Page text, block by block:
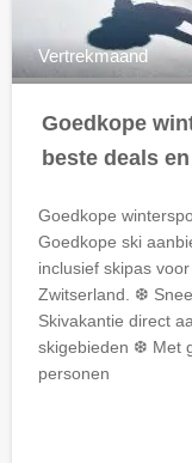
Vertrekmaand
Goedkope
beste deals
Goedkope
Goedkope ski
inclusief skipas
Zwitserland. ❆
Skivakantie direct
skigebieden ❆ Met
personen